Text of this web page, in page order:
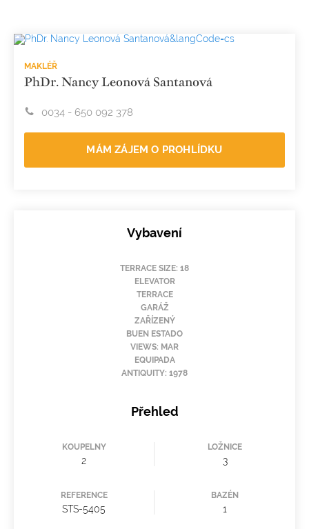
MAKLÉŘ
PhDr. Nancy Leonová Santanová
0034 - 650 092 378
MÁM ZÁJEM O PROHLÍDKU
Vybavení
TERRACE SIZE: 18
ELEVATOR
TERRACE
GARÁŽ
ZAŘÍZENÝ
BUEN ESTADO
VIEWS: MAR
EQUIPADA
ANTIQUITY: 1978
Přehled
KOUPELNY
2
LOŽNICE
3
REFERENCE
STS-5405
BAZÉN
1